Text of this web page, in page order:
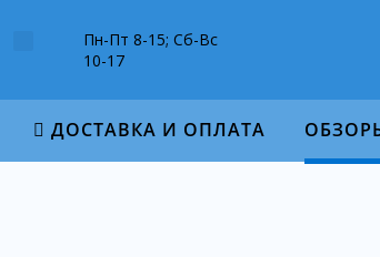
Пн-Пт 8-15; Сб-Вс
10-17
ДОСТАВКА И ОПЛАТА